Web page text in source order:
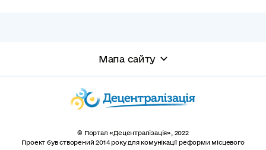
Мапа сайту
© Портал «Децентралізація», 2022
Проект був створений 2014 року для комунікації реформи місцевого